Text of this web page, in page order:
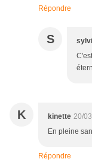
Répondre
S
K kinette 20/
En pleine
Répondre